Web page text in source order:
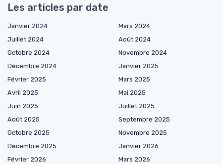
Les articles par date
Janvier 2024
Mars 2024
Juillet 2024
Août 2024
Octobre 2024
Novembre 2024
Décembre 2024
Janvier 2025
Février 2025
Mars 2025
Avril 2025
Mai 2025
Juin 2025
Juillet 2025
Août 2025
Septembre 2025
Octobre 2025
Novembre 2025
Décembre 2025
Janvier 2026
Février 2026
Mars 2026